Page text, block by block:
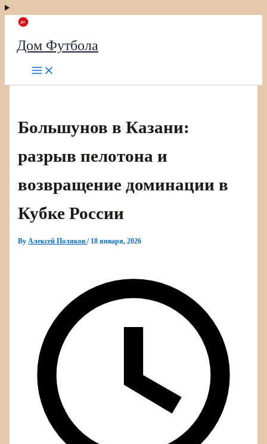
Дом Футбола
Большунов в Казани:
разрыв пелотона и
возвращение доминации в
Кубке России
ByАлексей Поляков/ 18 января, 2026